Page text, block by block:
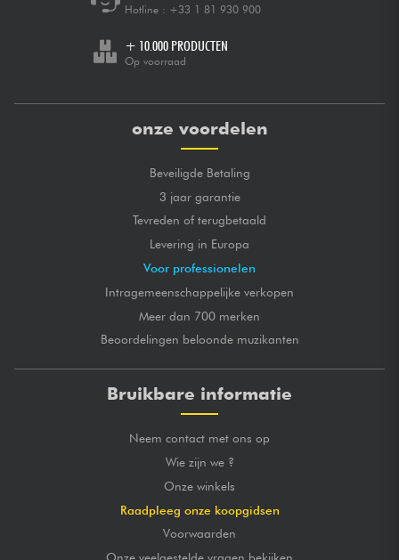
Hotline : +33 1 81 930 900
+ 10.000 PRODUCTEN
Op voorraad
onze voordelen
Beveiligde Betaling
3 jaar garantie
Tevreden of terugbetaald
Levering in Europa
Voor professionelen
Intragemeenschappelijke verkopen
Meer dan 700 merken
Beoordelingen beloonde muzikanten
Bruikbare informatie
Neem contact met ons op
Wie zijn we ?
Onze winkels
Raadpleeg onze koopgidsen
Voorwaarden